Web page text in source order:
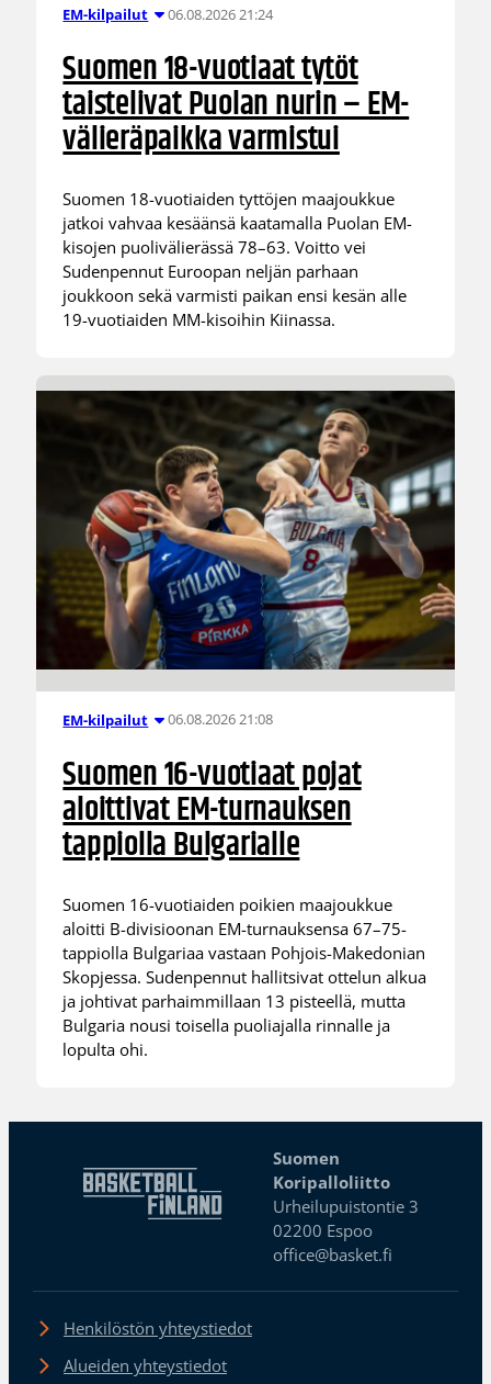
EM-kilpailut 06.08.2026 21:24
Suomen 18-vuotiaat tytöt
taistelivat Puolan nurin – EM-
välieräpaikka varmistui
Suomen 18-vuotiaiden tyttöjen maajoukkue
jatkoi vahvaa kesäänsä kaatamalla Puolan EM-
kisojen puolivälierässä 78–63. Voitto vei
Sudenpennut Euroopan neljän parhaan
joukkoon sekä varmisti paikan ensi kesän alle
19-vuotiaiden MM-kisoihin Kiinassa.
EM-kilpailut 06.08.2026 21:08
Suomen 16-vuotiaat pojat
aloittivat EM-turnauksen
tappiolla Bulgarialle
Suomen 16-vuotiaiden poikien maajoukkue
aloitti B-divisioonan EM-turnauksensa 67–75-
tappiolla Bulgariaa vastaan Pohjois-Makedonian
Skopjessa. Sudenpennut hallitsivat ottelun alkua
ja johtivat parhaimmillaan 13 pisteellä, mutta
Bulgaria nousi toisella puoliajalla rinnalle ja
lopulta ohi.
Suomen
Koripalloliitto
Urheilupuistontie 3
02200 Espoo
office@basket.fi
Henkilöstön yhteystiedot
Alueiden yhteystiedot